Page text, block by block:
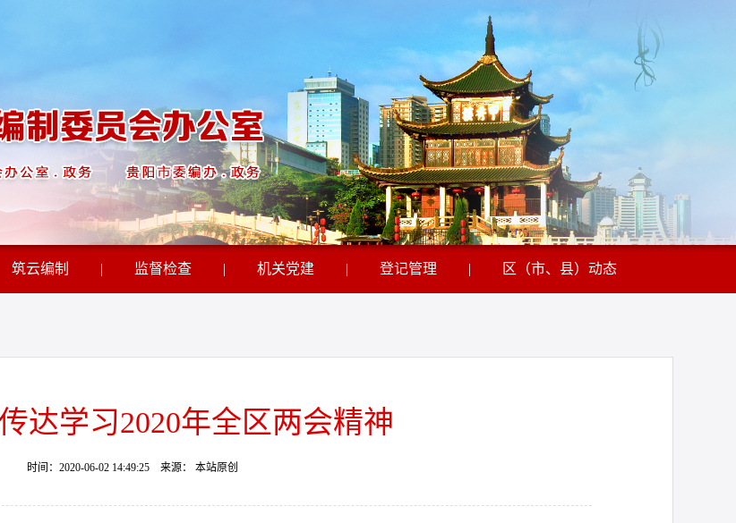
筑云编制 | 监督检查 | 机关党建 | 登记管理 | 区（市、县）动态
达学习2020年全区两会精神
时间：2020-06-02 14:49:25 来源： 本站原创